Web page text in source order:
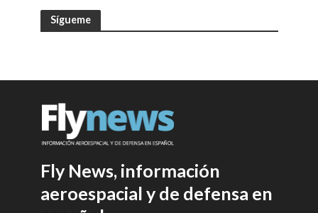
Sígueme
Fly News, información
aeroespacial y de defensa en